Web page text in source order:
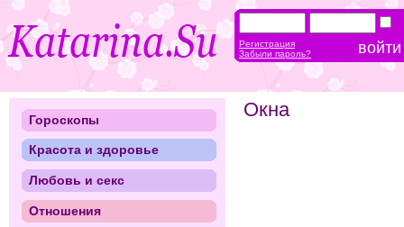
Окна
Гороскопы
Красота и здоровье
Любовь и секс
Отношения
Регистрация
Забыли пароль?